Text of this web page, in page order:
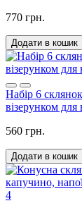
770 грн.
Додати в кошик
Набір 6
візерунком для
560 грн.
Додати в кошик
4